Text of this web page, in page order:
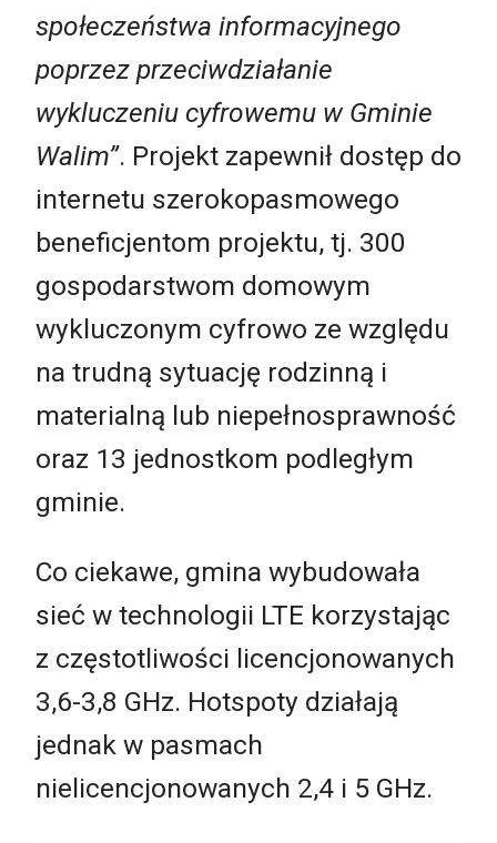
społeczeństwa informacyjnego
poprzez przeciwdziałanie
wykluczeniu cyfrowemu w Gminie
Walim”. Projekt zapewnił dostęp do
internetu szerokopasmowego
beneficjentom projektu, tj. 300
gospodarstwom domowym
wykluczonym cyfrowo ze względu
na trudną sytuację rodzinną i
materialną lub niepełnosprawność
oraz 13 jednostkom podległym
gminie.
Co ciekawe, gmina wybudowała
sieć w technologii LTE korzystając
z częstotliwości licencjonowanych
3,6-3,8 GHz. Hotspoty działają
jednak w pasmach
nielicencjonowanych 2,4 i 5 GHz.